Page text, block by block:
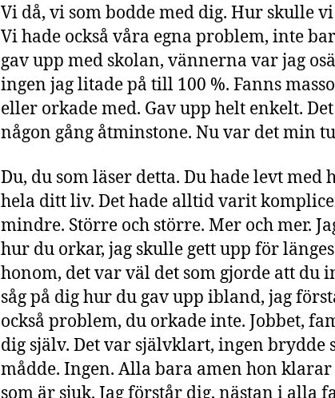
Vi då, vi som bodde med dig. Hur skulle
Vi hade också våra egna problem, inte
gav upp med skolan, vännerna var jag
ingen jag litade på till 100 %. Fanns
eller orkade med. Gav upp helt enkelt.
någon gång åtminstone. Nu var det min
Du, du som läser detta. Du hade levt med
hela ditt liv. Det hade alltid varit
mindre. Större och större. Mer och mer.
hur du orkar, jag skulle gett upp för
honom, det var väl det som gjorde att du
såg på dig hur du gav upp ibland, jag
också problem, du orkade inte. Jobbet,
dig själv. Det var självklart, ingen brydde
mådde. Ingen. Alla bara amen hon klarar
som är sjuk. Jag förstår dig, nästan i alla